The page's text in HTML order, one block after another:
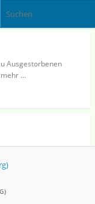
Ausgestorbenen
mehr …